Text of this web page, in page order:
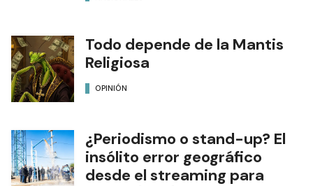
Todo depende de la Mantis
Religiosa
OPINIÓN
¿Periodismo o stand-up? El
insólito error geográfico
desde el streaming para